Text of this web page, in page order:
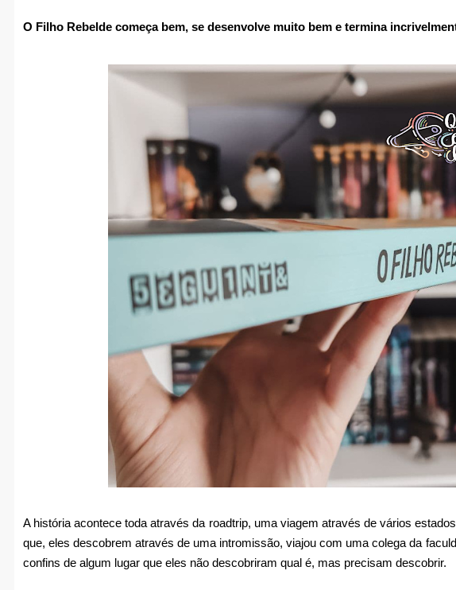
O Filho Rebelde começa bem, se desenvolve muito bem e termina
A história acontece toda através da roadtrip, uma viagem através de vários
que, eles descobrem através de uma intromissão, viajou com uma colega da
confins de algum lugar que eles não descobriram qual é, mas precisam descobrir.